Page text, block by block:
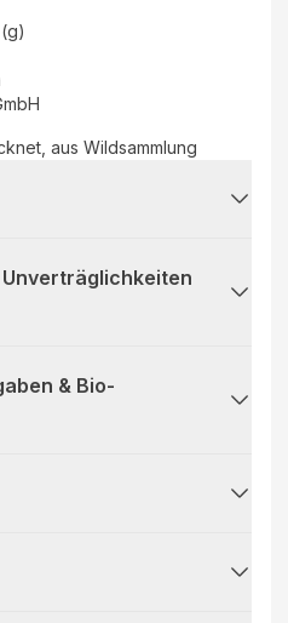
aus Wildsammlung
& Bio-